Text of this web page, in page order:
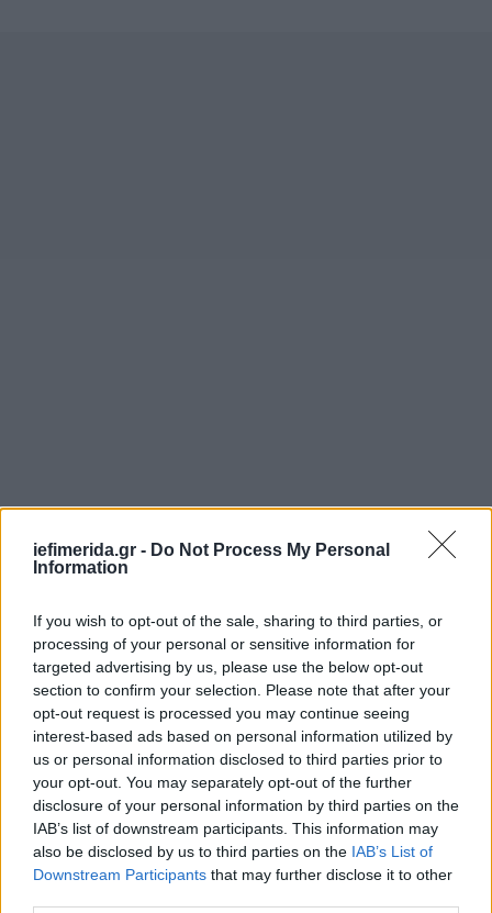
iefimerida.gr - Do Not Process My Personal
Information
If you wish to opt-out of the sale, sharing to third parties, or
processing of your personal or sensitive information for
targeted advertising by us, please use the below opt-out
section to confirm your selection. Please note that after your
opt-out request is processed you may continue seeing
interest-based ads based on personal information utilized by
us or personal information disclosed to third parties prior to
your opt-out. You may separately opt-out of the further
disclosure of your personal information by third parties on the
IAB’s list of downstream participants. This information may
also be disclosed by us to third parties on the IAB’s List of
Downstream Participants that may further disclose it to other
Συνελήφθησαν ακόμη δεκαέξι άτομα ως
παρευρισκόμενοι στην οικία για παραβίαση των